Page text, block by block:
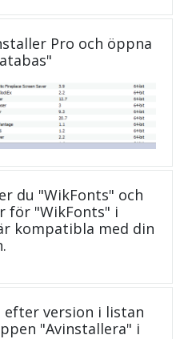
Pro och öppna
du "WikFonts" och
för "WikFonts" i
kompatibla med din
version i listan
"Avinstallera" i